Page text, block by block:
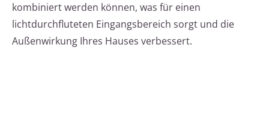
kombiniert werden können, was für einen
lichtdurchfluteten Eingangsbereich sorgt und die
Außenwirkung Ihres Hauses verbessert.